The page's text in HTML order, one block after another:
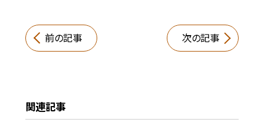
前の記事 次の記事
関連記事